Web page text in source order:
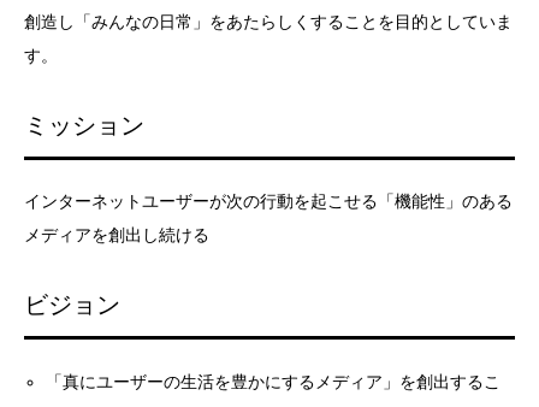
創造し「みんなの日常」をあたらしくすることを目的としていま
す。
ミッション
インターネットユーザーが次の行動を起こせる「機能性」のある
メディアを創出し続ける
ビジョン
「真にユーザーの生活を豊かにするメディア」を創出するこ